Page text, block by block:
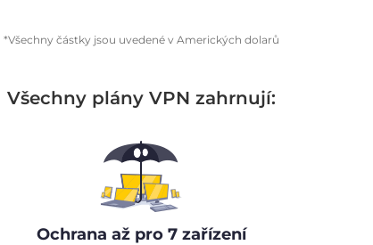
*Všechny částky jsou uvedené v Amerických dolarů
Všechny plány VPN zahrnují:
Ochrana až pro 7 zařízení